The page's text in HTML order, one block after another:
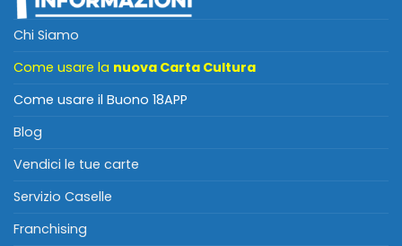
Chi Siamo
Come usare la nuova Carta Cultura
Come usare il Buono 18APP
Blog
Vendici le tue carte
Servizio Caselle
Franchising